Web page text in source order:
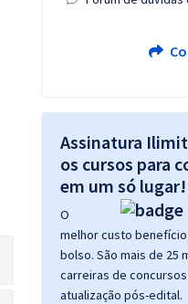
Assinatura
os cursos para
em um só lugar!
O
melhor custo
bolso. São mais de 25
carreiras de
atualização pós-edital.